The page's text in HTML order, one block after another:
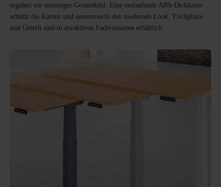
ergeben ein stimmiges Gesamtbild. Eine umlaufende ABS-Dickkante
schützt die Kanten und unterstreicht den modernen Look. Tischplatte
und Gestell sind in attraktiven Farbvarianten erhältlich.